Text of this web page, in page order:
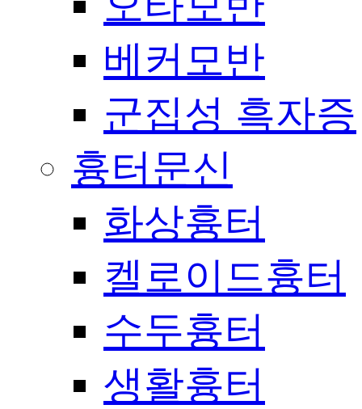
베커모반
군집성 흑자증
흉터문신
화상흉터
켈로이드흉터
수두흉터
생활흉터